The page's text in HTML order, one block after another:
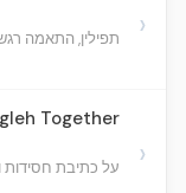
תפילין, התאמה
›
Together
על כתיבת חסידות
›